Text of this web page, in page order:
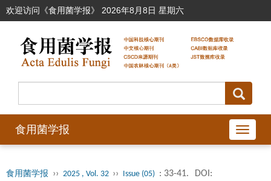
欢迎访问《食用菌学报》 2026年8月8日 星期六
导
航
食用菌学报
食用菌学报 ›› 2025 , Vol. 32 ›› Issue (05) : 33-41. DOI: